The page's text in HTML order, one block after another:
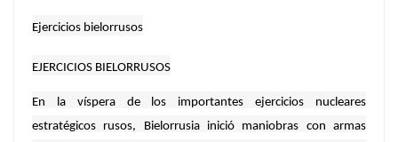
Ejercicios bielorrusos
EJERCICIOS BIELORRUSOS
En la víspera de los importantes ejercicios nucleares
estratégicos rusos, Bielorrusia inició maniobras con armas